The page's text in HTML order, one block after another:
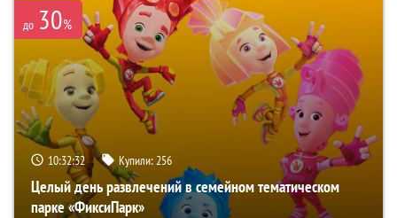
до 30%
10:32:31 Купили:256
Целый день развлечений в семейном тематическом
парке «ФиксиПарк»